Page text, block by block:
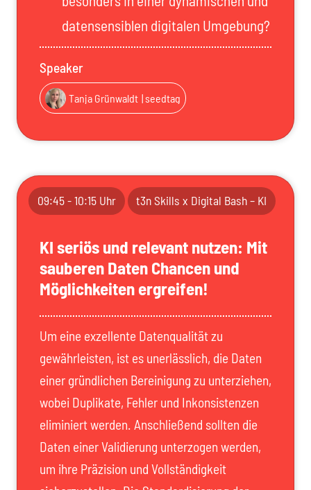
datensensiblen digitalen Umgebung?
Speaker
Tanja Grünwaldt | seedtag
09:45 - 10:15 Uhr t3n Skills x Digital Bash – KI
KI seriös und relevant nutzen: Mit
sauberen Daten Chancen und
Möglichkeiten ergreifen!
Um eine exzellente Datenqualität zu
gewährleisten, ist es unerlässlich, die Daten
einer gründlichen Bereinigung zu unterziehen,
wobei Duplikate, Fehler und Inkonsistenzen
eliminiert werden. Anschließend sollten die
Daten einer Validierung unterzogen werden,
um ihre Präzision und Vollständigkeit